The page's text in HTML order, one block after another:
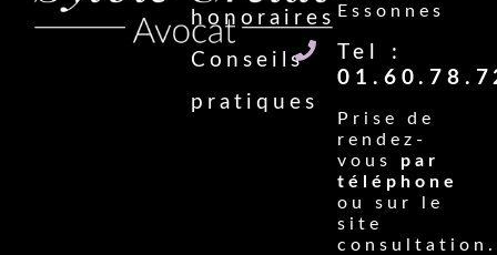
honoraires
Conseils
pratiques
Essonnes
Tel :
Prise de
rendez-
vous par
téléphone
ou sur le
site